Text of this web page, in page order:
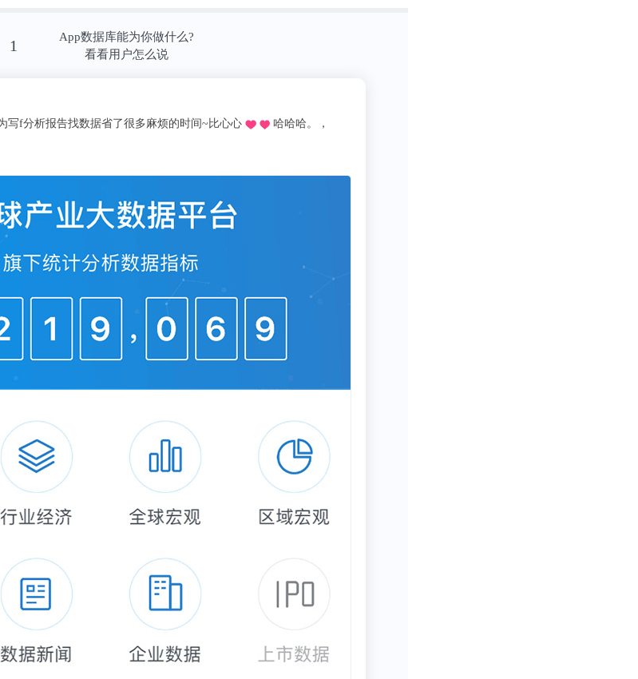
莹问自己。在对新药研发热情的驱动下，杜莹决定
药，深意为“再次问鼎”。
开始研发药物，缺乏创立一流制药企业的能力，
的第二次创业，也将致力于为中国带来变革性药
药企业。
利。
成为一家全面整合的生物制药公司，在中国和全
商业化创新药物：在国内成立内部研发中心以推
前所未有的成功。
1
App数据库能为你做什么?
看看用户怎么说
书馆在宿舍就可以看文献写论文啦，再也不用早起去扒位23333